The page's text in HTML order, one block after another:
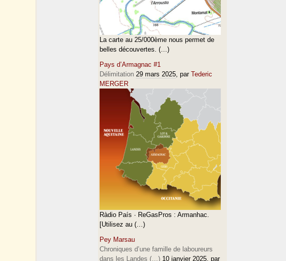
La carte au 25/000ème nous permet de
belles découvertes. (…)
Pays d’Armagnac #1
Délimitation 29 mars 2025, par Tederic
MERGER
Ràdio País · ReGasPros : Armanhac.
[Utilisez au (…)
Pey Marsau
Chroniques d’une famille de laboureurs
dans les Landes (…) 10 janvier 2025, par